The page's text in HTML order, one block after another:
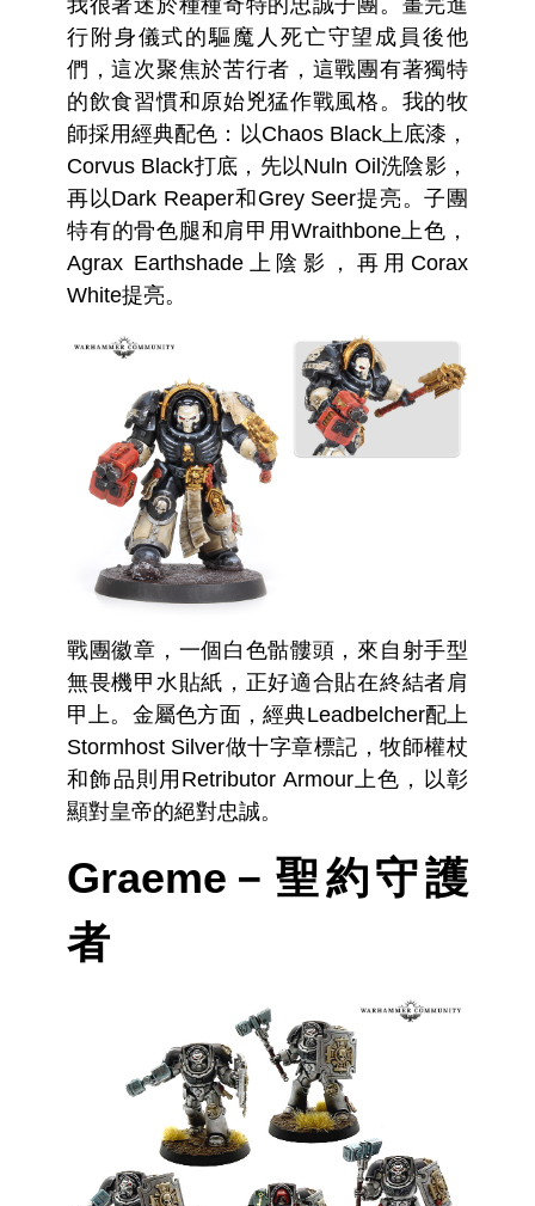
行附身儀式的驅魔人死亡守望成員後他
們，這次聚焦於苦行者，這戰團有著獨特
的飲食習慣和原始兇猛作戰風格。我的牧
師採用經典配色：以Chaos Black上底漆，
Corvus Black打底，先以Nuln Oil洗陰影，
再以Dark Reaper和Grey Seer提亮。子團
特有的骨色腿和肩甲用Wraithbone上色，
Agrax Earthshade上陰影，再用Corax
White提亮。
戰團徽章，一個白色骷髏頭，來自射手型
無畏機甲水貼紙，正好適合貼在終結者肩
甲上。金屬色方面，經典Leadbelcher配上
Stormhost Silver做十字章標記，牧師權杖
和飾品則用Retributor Armour上色，以彰
顯對皇帝的絕對忠誠。
Graeme－聖約守護
者